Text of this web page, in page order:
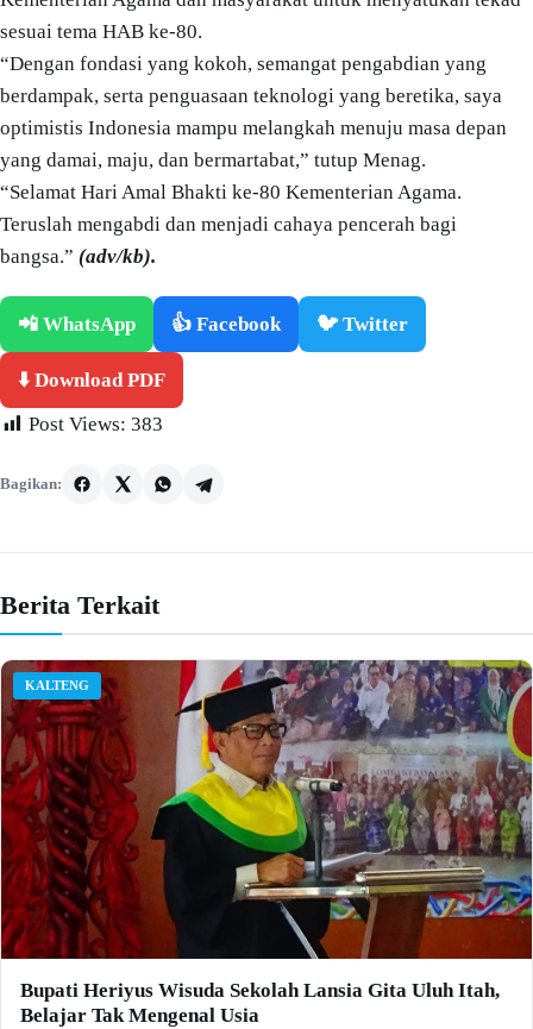
sesuai tema HAB ke-80.
“Dengan fondasi yang kokoh, semangat pengabdian yang
berdampak, serta penguasaan teknologi yang beretika, saya
optimistis Indonesia mampu melangkah menuju masa depan
yang damai, maju, dan bermartabat,” tutup Menag.
“Selamat Hari Amal Bhakti ke-80 Kementerian Agama.
Teruslah mengabdi dan menjadi cahaya pencerah bagi
bangsa.” (adv/kb).
📲 WhatsApp 👍 Facebook 🐦 Twitter
⬇️ Download PDF
Post Views: 383
Bagikan:
Berita Terkait
KALTENG
Bupati Heriyus Wisuda Sekolah Lansia Gita Uluh Itah,
Belajar Tak Mengenal Usia